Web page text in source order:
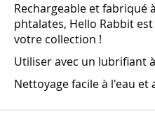
Rechargeable et fabriqué
phtalates, Hello Rabbit
votre collection !
Utiliser avec un lubrifiant
Nettoyage facile à l'eau